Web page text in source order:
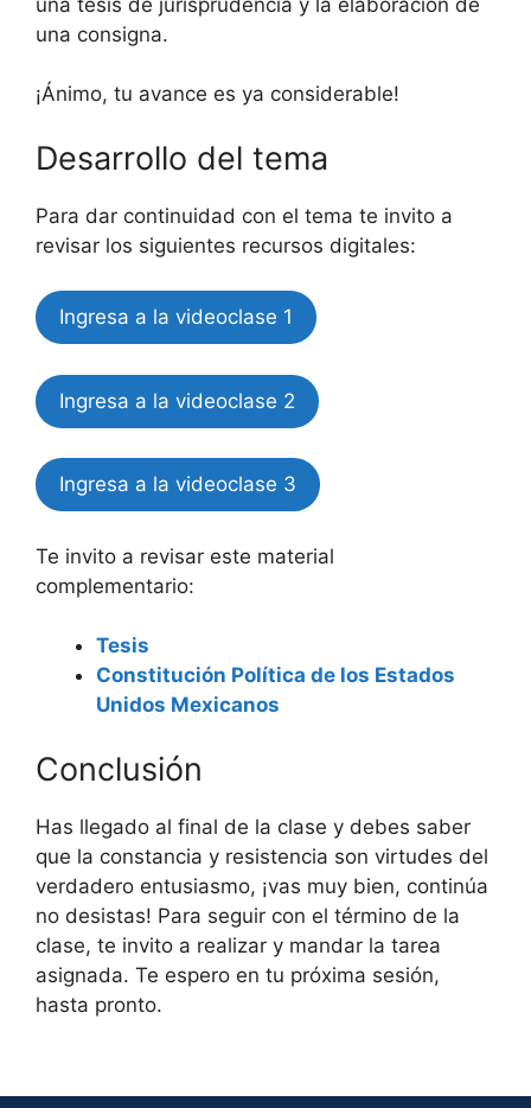
una consigna.
¡Ánimo, tu avance es ya considerable!
Desarrollo del tema
Para dar continuidad con el tema te invito a
revisar los siguientes recursos digitales:
Ingresa a la videoclase 1
Ingresa a la videoclase 2
Ingresa a la videoclase 3
Te invito a revisar este material
complementario:
Tesis
Constitución Política de los Estados
Unidos Mexicanos
Conclusión
Has llegado al final de la clase y debes saber
que la constancia y resistencia son virtudes del
verdadero entusiasmo, ¡vas muy bien, continúa
no desistas! Para seguir con el término de la
clase, te invito a realizar y mandar la tarea
asignada. Te espero en tu próxima sesión,
hasta pronto.